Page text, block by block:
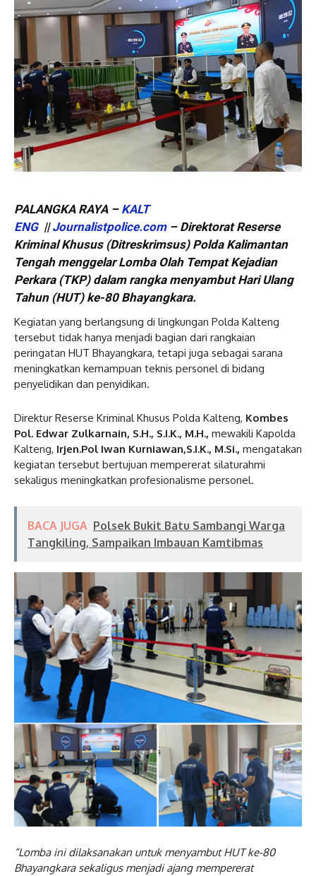
PALANGKA RAYA – KALT
ENG ||Journalistpolice.com– Direktorat Reserse
Kriminal Khusus (Ditreskrimsus) Polda Kalimantan
Tengah menggelar Lomba Olah Tempat Kejadian
Perkara (TKP) dalam rangka menyambut Hari Ulang
Tahun (HUT) ke-80 Bhayangkara.
Kegiatan yang berlangsung di lingkungan Polda Kalteng
tersebut tidak hanya menjadi bagian dari rangkaian
peringatan HUT Bhayangkara, tetapi juga sebagai sarana
meningkatkan kemampuan teknis personel di bidang
penyelidikan dan penyidikan.
Direktur Reserse Kriminal Khusus Polda Kalteng, Kombes
Pol. Edwar Zulkarnain, S.H., S.I.K., M.H., mewakili Kapolda
Kalteng, Irjen.Pol Iwan Kurniawan,S.I.K., M.Si., mengatakan
kegiatan tersebut bertujuan mempererat silaturahmi
sekaligus meningkatkan profesionalisme personel.
BACA JUGA Polsek Bukit Batu Sambangi Warga
Tangkiling, Sampaikan Imbauan Kamtibmas
“Lomba ini dilaksanakan untuk menyambut HUT ke-80
Bhayangkara sekaligus menjadi ajang mempererat